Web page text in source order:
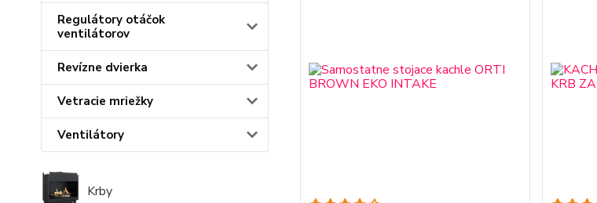
Regulátory otáčok
ventilátorov
Revízne dvierka
Vetracie mriežky
Ventilátory
Krby